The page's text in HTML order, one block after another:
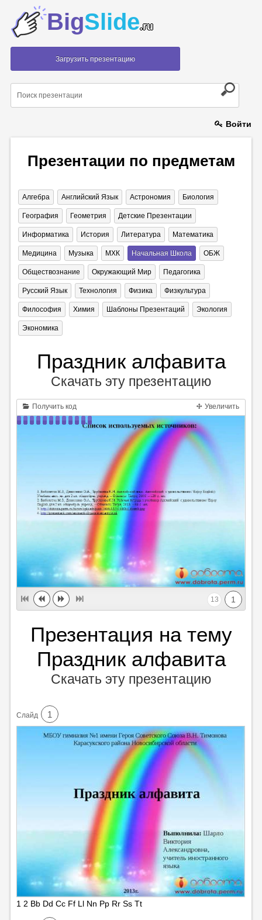
BigSlide.ru
Загрузить презентацию
Войти
Презентации по предметам
Алгебра Английский Язык Астрономия Биология
География Геометрия Детские Презентации
Информатика История Литература Математика
Медицина Музыка МХК Начальная Школа ОБЖ
Обществознание Окружающий Мир Педагогика
Русский Язык Технология Физика Физкультура
Философия Химия Шаблоны Презентаций Экология
Экономика
Праздник алфавита
Скачать эту презентацию
Получить код Увеличить
1
13
Презентация на тему
Праздник алфавита
Скачать эту презентацию
Cлайд 1
1 2 Bb Dd Cc Ff Ll Nn Pp Rr Ss Tt